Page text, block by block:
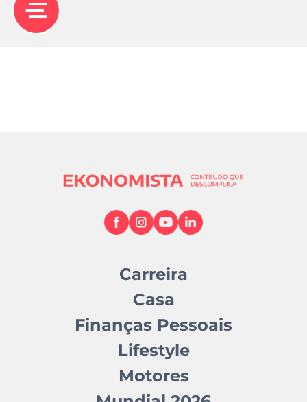
Carreira
Casa
Finanças Pessoais
Lifestyle
Motores